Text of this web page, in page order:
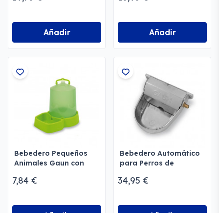
Añadir Añadir
Bebedero Pequeños
Animales Gaun con
7,84 €
Bebedero Automático
para Perros de
34,95 €